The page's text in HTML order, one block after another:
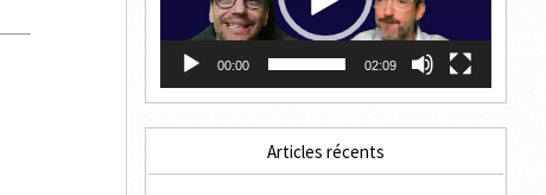
00:00 02:09
Articles récents